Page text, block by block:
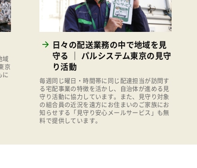
陽だまり
地場野菜
食の安全
食育
域
京
に
日々の配送業務の中で地域を見
守る ｜ パルシステム東京の見守
り活動
毎週同じ曜日・時間帯に同じ配達担当が訪問す
る宅配事業の特徴を活かし、自治体が進める見
守り活動に協力しています。また、見守り対象
の組合員の近況を遠方にお住まいのご家族にお
知らせする「見守り安心メールサービス」も無
料で提供しています。